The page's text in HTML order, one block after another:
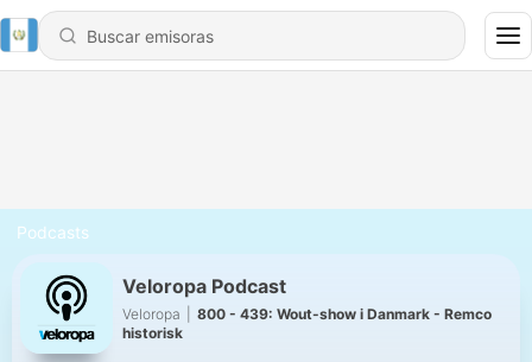
Podcasts
Veloropa Podcast
Veloropa
800 - 439: Wout-show i Danmark - Remco
historisk